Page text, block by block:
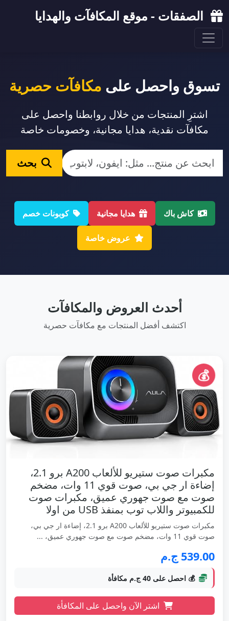
الصفقات - موقع المكافآت والهدايا
تسوق واحصل على مكافآت حصرية
اشترِ المنتجات من خلال روابطنا واحصل على
مكافآت نقدية، هدايا مجانية، وخصومات خاصة
بحث
كاش باك هدايا مجانية كوبونات خصم
عروض خاصة
أحدث العروض والمكافآت
اكتشف أفضل المنتجات مع مكافآت حصرية
💰
مكبرات صوت ستيريو للألعاب A200 برو 2.1،
إضاءة ار جي بي، صوت قوي 11 وات، مضخم
صوت مع صوت جهوري عميق، مكبرات صوت
للكمبيوتر واللاب توب بمنفذ USB من اولا
مكبرات صوت ستيريو للألعاب A200 برو 2.1، إضاءة ار جي بي،
صوت قوي 11 وات، مضخم صوت مع صوت جهوري عميق، ...
539.00 ج.م
💰 احصل على 40 ج.م مكافأة
اشتر الآن واحصل على المكافأة